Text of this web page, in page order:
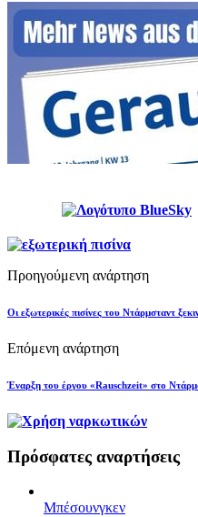
Προηγούμενη ανάρτηση
Οι εξωτερικές πισίνες του Ντάρμσταντ
Επόμενη ανάρτηση
Έναρξη του έργου «Rauschzeit» στο
Πρόσφατες αναρτήσεις
Μπέσουνγκεν